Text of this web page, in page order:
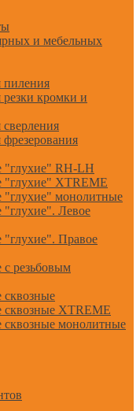
и мебельных
пиления
кромки и
"глухие" RH-LH
"глухие" XTREME
"глухие" монолитные
"глухие". Левое
"глухие". Правое
резьбовым
сквозные
сквозные XTREME
сквозные монолитные